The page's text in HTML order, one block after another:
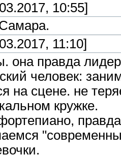
10:55]
11:10]
она правда
человек:
на сцене. не
кружке.